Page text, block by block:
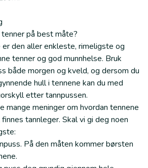
på best måte?
den aller enkleste, rimeligste og
tenner og god munnhelse. Bruk
både morgen og kveld, og dersom du
hull i tennene kan du med
etter tannpussen.
mange meninger om hvordan tennene
tannleger. Skal vi gi deg noen
På den måten kommer børsten